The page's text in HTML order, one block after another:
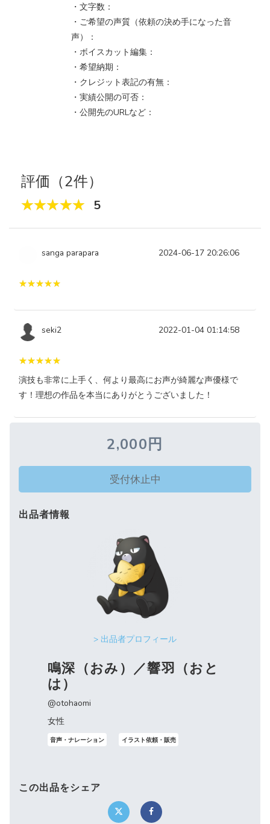
・文字数：
・ご希望の声質（依頼の決め手になった音
声）：
・ボイスカット編集：
・希望納期：
・クレジット表記の有無：
・実績公開の可否：
・公開先のURLなど：
評価（2件）
5
sanga parapara 2024-06-17 20:26:06
seki2 2022-01-04 01:14:58
演技も非常に上手く、何より最高にお声が綺麗な声優様で
す！理想の作品を本当にありがとうございました！
2,000円
受付休止中
出品者情報
> 出品者プロフィール
鳴深（おみ）／響羽（おと
は）
@otohaomi
女性
音声・ナレーション イラスト依頼・販売
この出品をシェア